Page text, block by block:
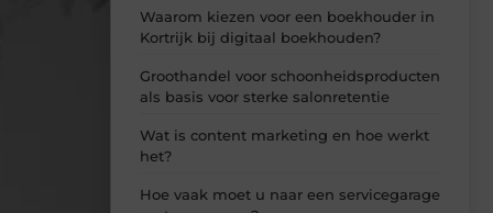
Waarom kiezen voor een boekhouder in
Kortrijk bij digitaal boekhouden?
Groothandel voor schoonheidsproducten
als basis voor sterke salonretentie
Wat is content marketing en hoe werkt
het?
Hoe vaak moet u naar een servicegarage